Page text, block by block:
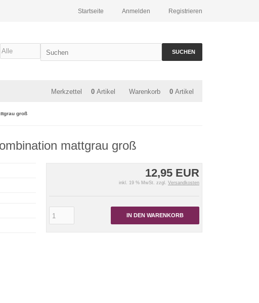
Registrieren
Anmelden
Startseite
SUCHEN
Warenkorb 0 Artikel
Merkzettel 0 Artikel
groß
mattgrau groß
12,95 EUR
inkl. 19 % MwSt. zzgl. Versandkosten
IN DEN WARENKORB